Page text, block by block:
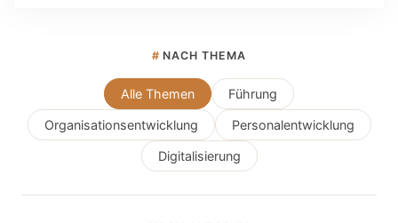
# NACH THEMA
Alle Themen Führung
Organisationsentwicklung Personalentwicklung
Digitalisierung